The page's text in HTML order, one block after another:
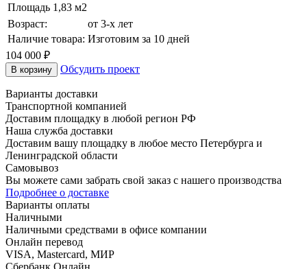
Площадь 1,83 м2
Возраст:
от 3-х лет
Наличие товара: Изготовим за 10 дней
104 000 ₽
В корзину Обсудить проект
Варианты доставки
Транспортной компанией
Доставим площадку в любой регион РФ
Наша служба доставки
Доставим вашу площадку в любое место Петербурга и
Ленинградской области
Самовывоз
Вы можете сами забрать свой заказ с нашего производства
Подробнее о доставке
Варианты оплаты
Наличными
Наличными средствами в офисе компании
Онлайн перевод
VISA, Mastercard, МИР
Сбербанк Онлайн